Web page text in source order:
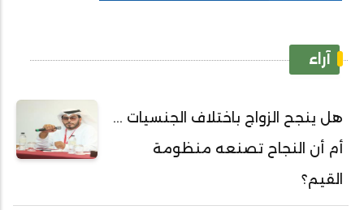
آراء
هل ينجح الزواج باختلاف الجنسيات ...
أم أن النجاح تصنعه منظومة
القيم؟